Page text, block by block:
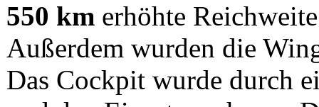
550 km erhöhte
Außerdem wurden die
Das Cockpit wurde durch